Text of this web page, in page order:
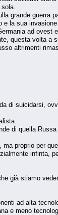
grande guerra
la sua
ad ovest
questa volta a
altrimenti
di suicidarsi,
di quella
proprio per
infinta,
già stiamo
ad alta
e meno